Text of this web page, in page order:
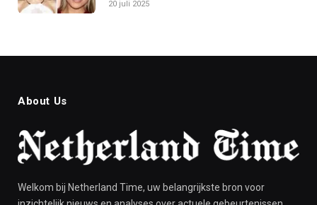
20 juli 2025
About Us
Welkom bij Netherland Time, uw belangrijkste bron voor